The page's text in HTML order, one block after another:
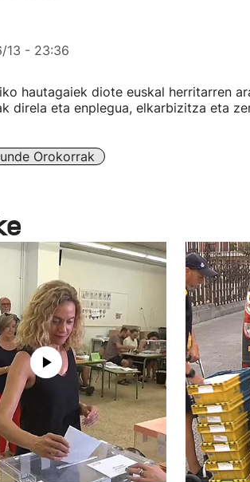
13 - 23:36
hautagaiek diote euskal herritarren
direla eta enplegua, elkarbizitza eta
Orokorrak